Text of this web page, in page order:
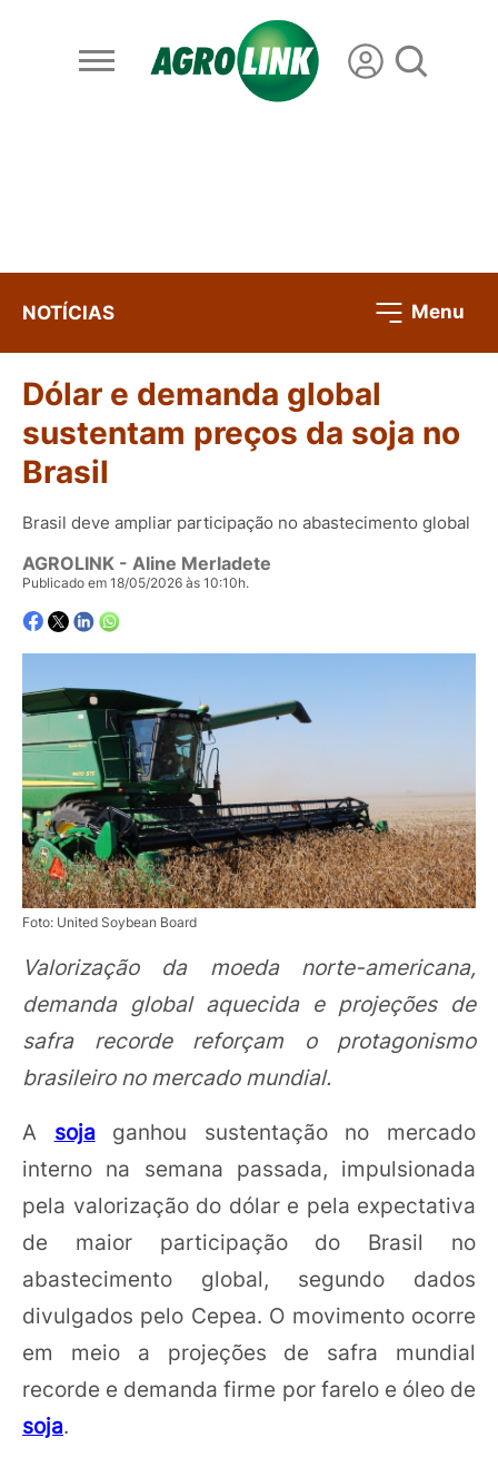
NOTÍCIAS Menu
Dólar e demanda global
sustentam preços da soja no
Brasil
Brasil deve ampliar participação no abastecimento global
AGROLINK - Aline Merladete
Publicado em 18/05/2026 às 10:10h.
Foto: United Soybean Board
Valorização da moeda norte-americana,
demanda global aquecida e projeções de
safra recorde reforçam o protagonismo
brasileiro no mercado mundial.
A soja ganhou sustentação no mercado
interno na semana passada, impulsionada
pela valorização do dólar e pela expectativa
de maior participação do Brasil no
abastecimento global, segundo dados
divulgados pelo Cepea. O movimento ocorre
em meio a projeções de safra mundial
recorde e demanda firme por farelo e óleo de
soja.